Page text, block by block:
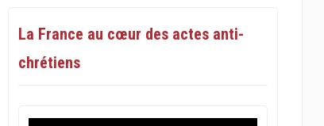
La France au cœur des actes anti-
chrétiens